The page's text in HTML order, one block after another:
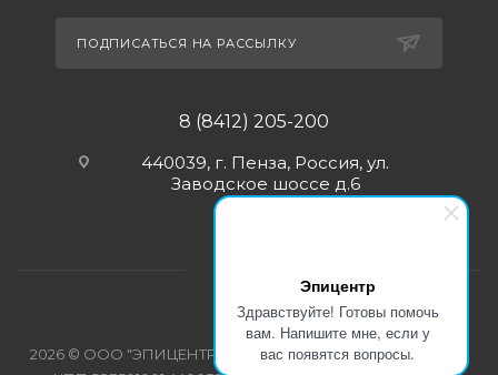
Эпицентр
Здравствуйте! Готовы помочь
вам. Напишите мне, если у
вас появятся вопросы.
ПОДПИСАТЬСЯ НА РАССЫЛКУ
8 (8412) 205-200
440039, г. Пенза, Россия, ул.
Заводское шоссе д.6
2026 © ООО "ЭПИЦЕНТР-СПЕЦОДЕЖДА" ИНН 5835103358